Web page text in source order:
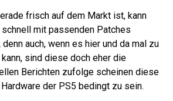
frisch auf dem Markt ist, kann
mit passenden Patches
auch, wenn es hier und da mal zu
sind diese doch eher die
Berichten zufolge scheinen diese
der PS5 bedingt zu sein.